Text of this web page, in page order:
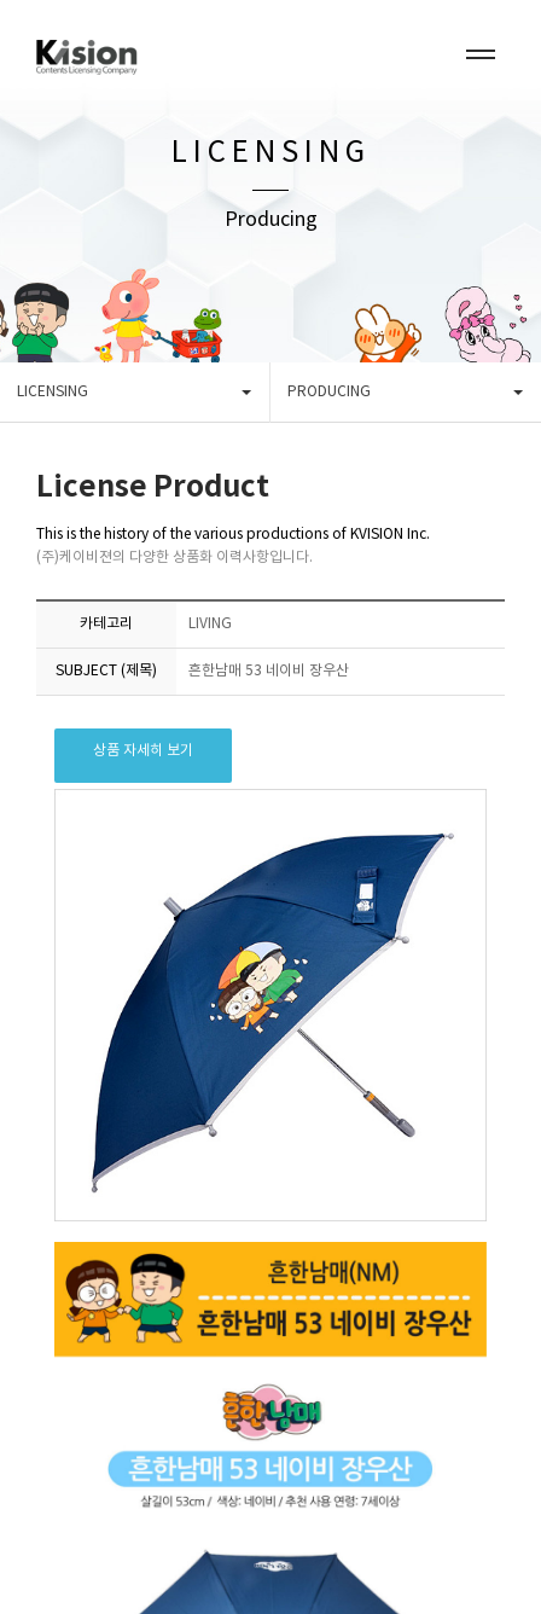
LICENSING
Producing
LICENSING PRODUCING
License Product
This is the history of the various productions of KVISION Inc.
(주)케이비젼의 다양한 상품화 이력사항입니다.
카테고리 LIVING
SUBJECT (제목) 흔한남매 53 네이비 장우산
상품 자세히 보기